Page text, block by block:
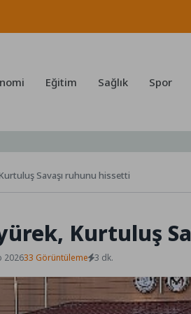
Eğitim Sağlık Spor
Savaşı ruhunu hissetti
Kurtuluş
202633 Görüntüleme 3 dk.